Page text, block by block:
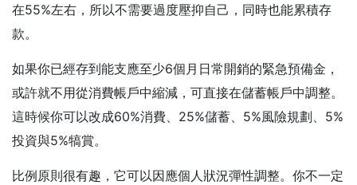
在55%左右，所以不需要過度壓抑自己，同時也能累積存
款。
如果你已經存到能支應至少6個月日常開銷的緊急預備金，
或許就不用從消費帳戶中縮減，可直接在儲蓄帳戶中調整。
這時候你可以改成60%消費、25%儲蓄、5%風險規劃、5%
投資與5%犒賞。
比例原則很有趣，它可以因應個人狀況彈性調整。你不一定